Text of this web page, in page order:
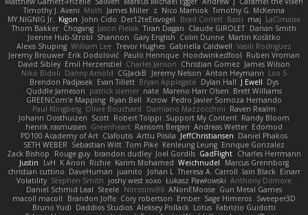
Timothy J. Aveni Moth James Miller z Nico Marniok Timothy G. McKenna
MY.NIGNIG Jr.
Kigon John Cido Der12teEisvogel Brad Corlett Basti maj LaCimaise
Thom Bakker Chogang Jason Pielak Tiran Dagan Claude GIROLET Darian Smith
Joenne Hub-Strobl Shannon Gary English Colin Dunne Martin Koťátko
Alexis Shuping William Lee Trevor Hughes Gabriella Caldwell Vasili Rodriguez
Jeremy Brouwer Erik Dodolović Paulo Henrique Hoodwinkedfool Ruben Vroman
David Sibley Emil Herzenstiel Charles Janson Christian Gomez James Wilson
Niko Bidoli Danny Arnold CGJackB Jeremy Nelson Anton Heymann Leo S
Brendon Padjasek Evan Tillett Bryan Applegate Dylan Hall J Ewell Dys
Quddle Jameson patrick siemer nate Mareno Harr Olsen Brett Williams
GREENCom'e Mapping Ryan Bell Xcrow Pedro Javier Somoza Hernando
Paul Klingberg Olivié Bouchard Damiano Mazzocchini Raven Realm
Johann Oosthuizen Scott Robert Tolppi: Support My Content Randy Bloom
henrik rasmussen Greenheart Ransom Bergen Andreas Wetter Edomod
PD100 Academy of Art Clafoutis Arttu Piisila JeffChristiansen Daniel Phakos
SETH WEBER Sebastian Witt Tom Pike Kenleung Leung Enrique Gonzalez
Zack Bishop
Rouge guy brandon dudley Joel Gordils GadFlight Charles Herrmann
Justin
LvH K Anon Richie Karim Mohamed Weichnudel
Marcus Grennborg
christian cuttino DaveHuman juanito Johan L Theresa A. Carroll Iain Black Einarr
Volatility Stephen Smith joshy west xoxo Łukasz Pawłowski Anthony Dilmore
Daniel Schmid Leal Steele Nitrosimi96 ANonEMoose Gun Metal Games
macoll macoll
Brandon Joffe Cory robertson Ember Sage Himeros Sweeper3D
Bruno Yudi Daddios Studios Aleksey Pollack Lotus Fabrizio Guidotti